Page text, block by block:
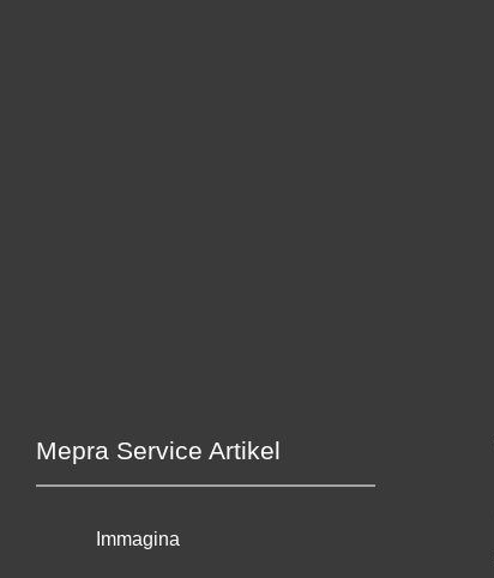
Mepra Service Artikel
Immagina